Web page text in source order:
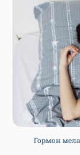
Гормон